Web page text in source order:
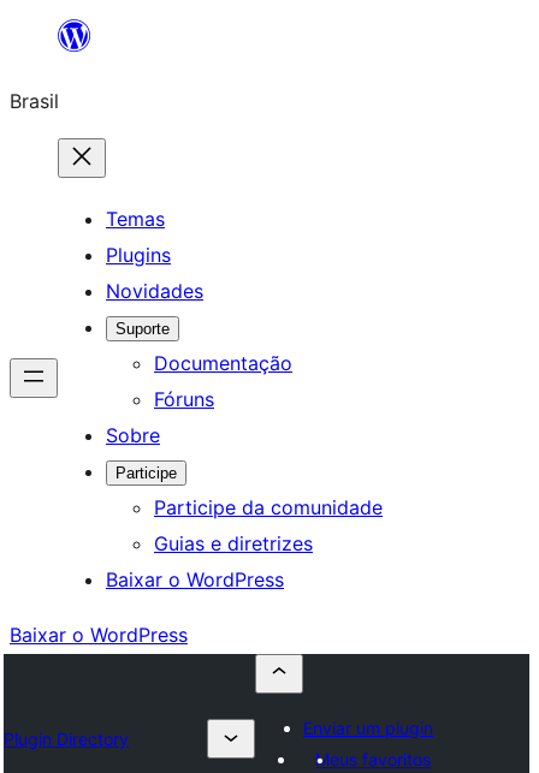
o
conteúdo
Brasil
Temas
Plugins
Novidades
Suporte
Documentação
Fóruns
Sobre
Participe
Participe da comunidade
Guias e diretrizes
Baixar o WordPress
Baixar o WordPress
Plugin Directory
Enviar um plugin
Meus favoritos